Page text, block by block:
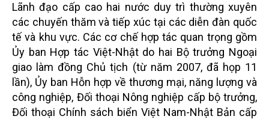
Lãnh đạo cấp cao hai nước duy trì thường xuyên
các chuyến thăm và tiếp xúc tại các diễn đàn quốc
tế và khu vực. Các cơ chế hợp tác quan trọng gồm
Ủy ban Hợp tác Việt-Nhật do hai Bộ trưởng Ngoại
giao làm đồng Chủ tịch (từ năm 2007, đã họp 11
lần), Ủy ban Hỗn hợp về thương mại, năng lượng và
công nghiệp, Đối thoại Nông nghiệp cấp bộ trưởng,
Đối thoại Chính sách biển Việt Nam-Nhật Bản cấp